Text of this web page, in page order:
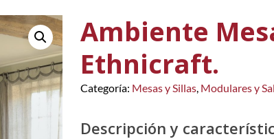
Ambiente
Ethnicraft.
Categoría: Mesas y Sillas Modulares y
Descripción y